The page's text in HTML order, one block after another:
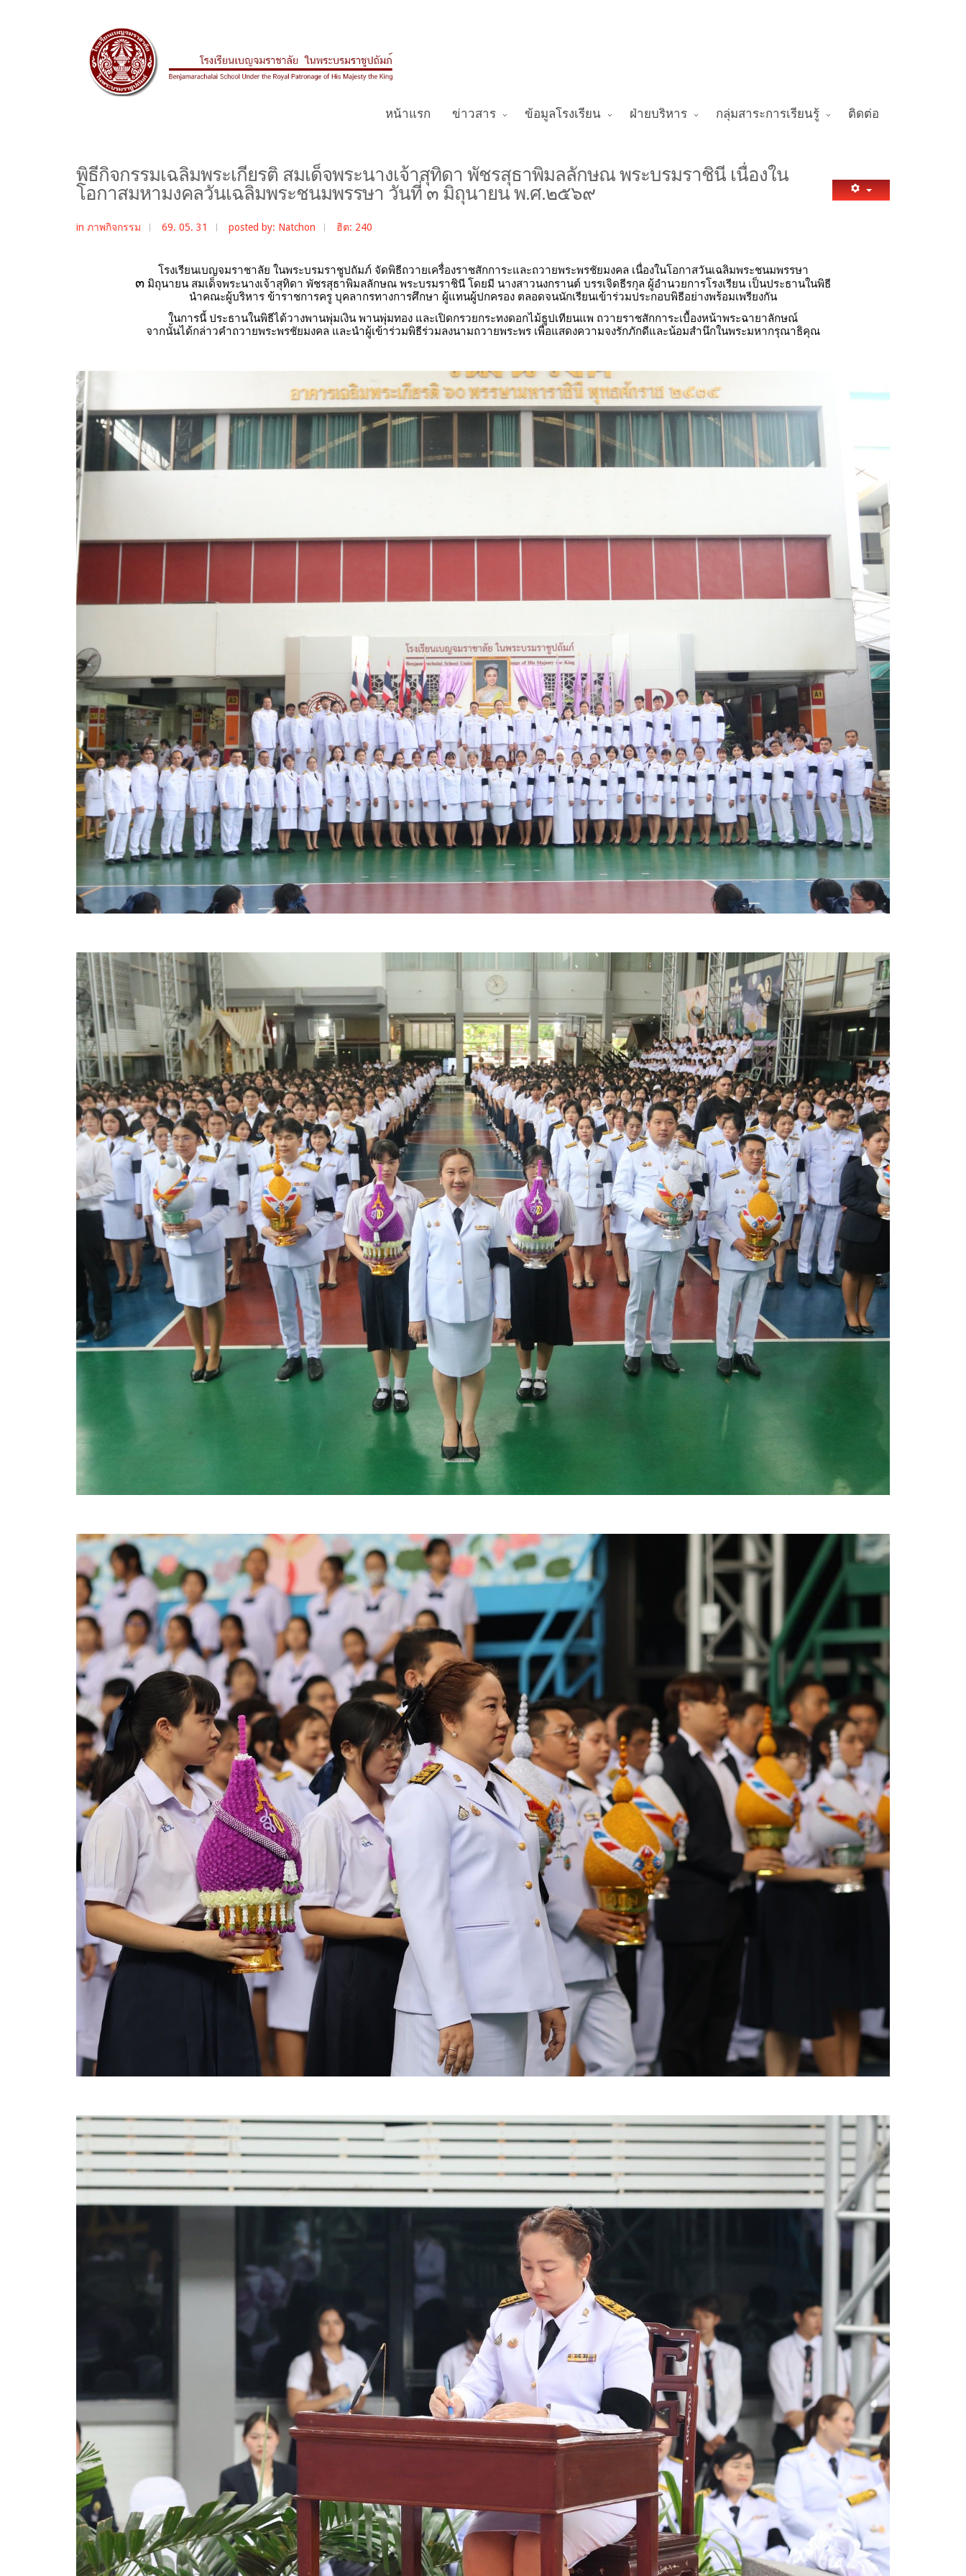
หน้าแรก ข่าวสาร ข้อมูลโรงเรียน ฝ่ายบริหาร กลุ่มสาระการเรียนรู้ ติดต่อ
พิธีกิจกรรมเฉลิมพระเกียรติ สมเด็จพระนางเจ้าสุทิดา พัชรสุธาพิมลลักษณ พระบรมราชินี เนื่องใน
โอกาสมหามงคลวันเฉลิมพระชนมพรรษา วันที่ ๓ มิถุนายน พ.ศ.๒๕๖๙
in ภาพกิจกรรม 69. 05. 31 posted by: Natchon ฮิต: 240
โรงเรียนเบญจมราชาลัย ในพระบรมราชูปถัมภ์ จัดพิธีถวายเครื่องราชสักการะและถวายพระพรชัยมงคล เนื่องในโอกาสวันเฉลิมพระชนมพรรษา
๓ มิถุนายน สมเด็จพระนางเจ้าสุทิดา พัชรสุธาพิมลลักษณ พระบรมราชินี โดยมี นางสาวนงกรานต์ บรรเจิดธีรกุล ผู้อำนวยการโรงเรียน เป็นประธานในพิธี
นำคณะผู้บริหาร ข้าราชการครู บุคลากรทางการศึกษา ผู้แทนผู้ปกครอง ตลอดจนนักเรียนเข้าร่วมประกอบพิธีอย่างพร้อมเพรียงกัน
ในการนี้ ประธานในพิธีได้วางพานพุ่มเงิน พานพุ่มทอง และเปิดกรวยกระทงดอกไม้ธูปเทียนแพ ถวายราชสักการะเบื้องหน้าพระฉายาลักษณ์
จากนั้นได้กล่าวคำถวายพระพรชัยมงคล และนำผู้เข้าร่วมพิธีร่วมลงนามถวายพระพร เพื่อแสดงความจงรักภักดีและน้อมสำนึกในพระมหากรุณาธิคุณ